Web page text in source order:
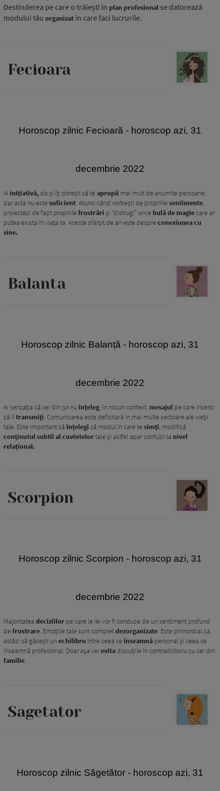
Destinderea pe care o trăiești în plan profesional se datorează
modului tău organizatîn care faci lucrurile.
Fecioara
Horoscop zilnic Fecioară - horoscop azi, 31
decembrie 2022
Ai inițiativă,da și îți dorești să te apropii mai mult de anumite persoane,
dar asta nu este suficient. Atunci când vorbești de propriile sentimente,
proiectezi de fapt propriile frustrări și ”distrugi” orice bulă de magie care ar
putea exista în viața ta. Aceste sfârșit de an este despre conexiunea cu
sine.
Balanta
Horoscop zilnic Balanță - horoscop azi, 31
decembrie 2022
Ai senzația că cei din jur nu înțeleg, în niciun context, mesajul pe care încerci
să îltransmiți. Comunicarea este deficitară în mai multe sectoare ale vieții
tale. Este important să înțelegi că modul în care te simți, modifică
conținutul subtil al cuvintelortale și astfel apar confuzii la nivel
relațional.
Scorpion
Horoscop zilnic Scorpion - horoscop azi, 31
decembrie 2022
Majoritatea deciziilor pe care le iei vor fi conduse de un sentiment profund
de frustrare. Emoțiile tale sunt completdezorganizate. Este primordial ca
astăzi să găsești unechilibru între ceea ce înseamnă personal și ceea ce
înseamnă profesional. Doar așa vei evitadiscuțiile în contradictoriu cu cei din
familie.
Sagetator
Horoscop zilnic Săgetător - horoscop azi, 31